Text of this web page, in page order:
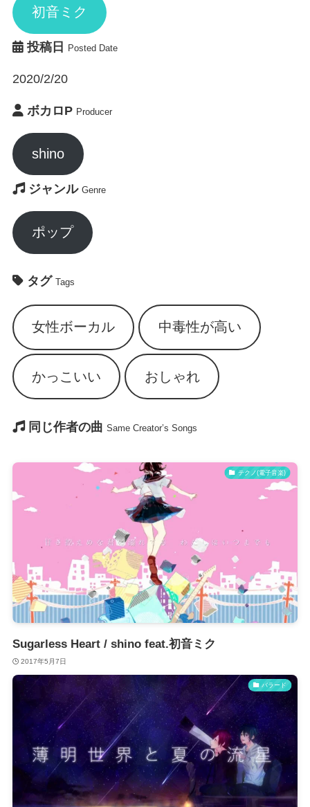
初音ミク
投稿日 Posted Date
2020/2/20
ボカロP Producer
shino
ジャンル Genre
ポップ
タグ Tags
女性ボーカル 中毒性が高い
かっこいい おしゃれ
同じ作者の曲 Same Creator’s Songs
テクノ(電子音楽)
Sugarless Heart / shino feat.初音ミク
2017年5月7日
バラード